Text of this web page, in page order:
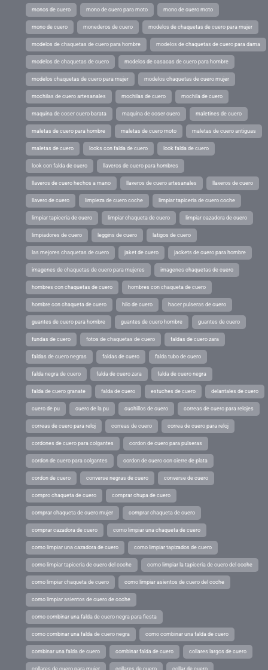
monos de cuero mono de cuero para moto mono de cuero moto
mono de cuero monederos de cuero modelos de chaquetas de cuero para mujer
modelos de chaquetas de cuero para hombre modelos de chaquetas de cuero para dama
modelos de chaquetas de cuero modelos de casacas de cuero para hombre
modelos chaquetas de cuero para mujer modelos chaquetas de cuero mujer
mochilas de cuero artesanales mochilas de cuero mochila de cuero
maquina de coser cuero barata maquina de coser cuero maletines de cuero
maletas de cuero para hombre maletas de cuero moto maletas de cuero antiguas
maletas de cuero looks con falda de cuero look falda de cuero
look con falda de cuero llaveros de cuero para hombres
llaveros de cuero hechos a mano llaveros de cuero artesanales llaveros de cuero
llavero de cuero limpieza de cuero coche limpiar tapiceria de cuero coche
limpiar tapiceria de cuero limpiar chaqueta de cuero limpiar cazadora de cuero
limpiadores de cuero leggins de cuero latigos de cuero
las mejores chaquetas de cuero jaket de cuero jackets de cuero para hombre
imagenes de chaquetas de cuero para mujeres imagenes chaquetas de cuero
hombres con chaquetas de cuero hombres con chaqueta de cuero
hombre con chaqueta de cuero hilo de cuero hacer pulseras de cuero
guantes de cuero para hombre guantes de cuero hombre guantes de cuero
fundas de cuero fotos de chaquetas de cuero faldas de cuero zara
faldas de cuero negras faldas de cuero falda tubo de cuero
falda negra de cuero falda de cuero zara falda de cuero negra
falda de cuero granate falda de cuero estuches de cuero delantales de cuero
cuero de pu cuero de la pu cuchillos de cuero correas de cuero para relojes
correas de cuero para reloj correas de cuero correa de cuero para reloj
cordones de cuero para colgantes cordon de cuero para pulseras
cordon de cuero para colgantes cordon de cuero con cierre de plata
cordon de cuero converse negras de cuero converse de cuero
compro chaqueta de cuero comprar chupa de cuero
comprar chaqueta de cuero mujer comprar chaqueta de cuero
comprar cazadora de cuero como limpiar una chaqueta de cuero
como limpiar una cazadora de cuero como limpiar tapizados de cuero
como limpiar tapiceria de cuero del coche como limpiar la tapiceria de cuero del coche
como limpiar chaqueta de cuero como limpiar asientos de cuero del coche
como limpiar asientos de cuero de coche
como combinar una falda de cuero negra para fiesta
como combinar una falda de cuero negra como combinar una falda de cuero
combinar una falda de cuero combinar falda de cuero collares largos de cuero
collares de cuero para mujer collares de cuero collar de cuero